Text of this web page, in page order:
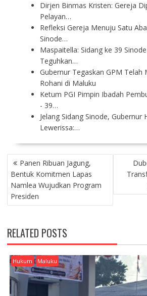
Dirjen Binmas Kristen: Gereja
Pelayan…
Refleksi Gereja Menuju Satu
Sinode…
Maspaitella: Sidang ke 39
Teguhkan…
Gubernur Tegaskan GPM Telah
Rohani di Maluku
Ketum PGI Pimpin Ibadah
- 39…
Jelang Sidang Sinode, Gubernur
Lewerissa:…
P
O
S
T
N
V
I
G
A
T
Panen Ribuan Jagung,
Bentuk Komitmen Lapas
Namlea Wujudkan Program
Presiden
RELATED POSTS
Hukum Maluku